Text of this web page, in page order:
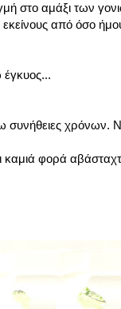
στο αμάξι των
από όσο
χρόνων.
καμιά φορά